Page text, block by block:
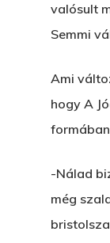
valósult
Semmi
Ami
hogy A
-Nálad
még